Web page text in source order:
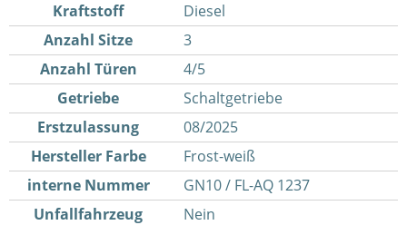
Kraftstoff
Diesel
Anzahl Sitze
3
Anzahl Türen
4/5
Getriebe
Schaltgetriebe
Erstzulassung
08/2025
Hersteller Farbe
Frost-weiß
interne Nummer
GN10 / FL-AQ 1237
Unfallfahrzeug
Nein